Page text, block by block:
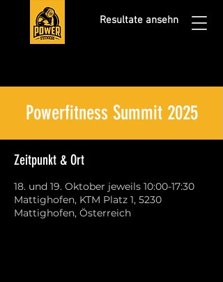
Resultate ansehn
Powerfitness Summit 2025
Zeitpunkt & Ort
18. und 19. Oktober jeweils 10:00-17:30
Mattighofen, KTM Platz 1, 5230
Mattighofen, Österreich